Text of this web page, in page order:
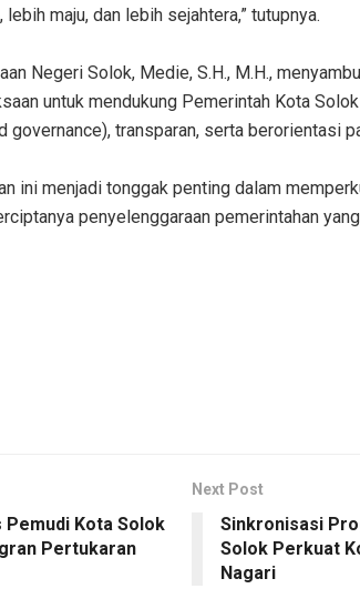
maju, dan lebih sejahtera,” tutupnya.
Negeri Solok, Medie, S.H., M.H.,
untuk mendukung Pemerintah Kota
governance), transparan, serta berorientasi
ini menjadi tonggak penting dalam
penyelenggaraan pemerintahan
Pemudi Kota Solok
Pertukaran
Next Post
Sinkronisasi
Solok Perkuat
Nagari